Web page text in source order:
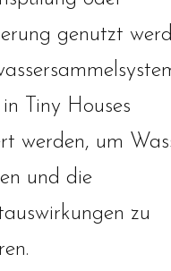
genutzt
Tiny Houses
werden, um
und die
zu